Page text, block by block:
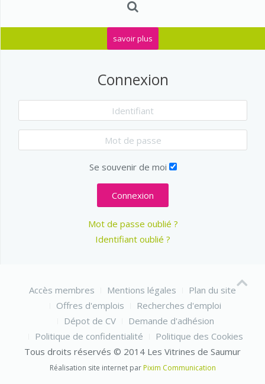
savoir plus
Connexion
Se souvenir de moi
Connexion
Mot de passe oublié ?
Identifiant oublié ?
Accès membres Mentions légales
Plan du site
Offres d'emplois
Recherches d'emploi
Dépot de CV
Demande d'adhésion
Politique de confidentialité
Politique des Cookies
Tous droits réservés © 2014 Les Vitrines de Saumur
Réalisation site internet parPixim Communication